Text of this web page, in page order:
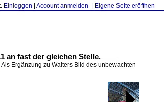
Einloggen Account anmelden Eigene Seite eröffnen
an fast der gleichen Stelle.
Als Ergänzung zu Walters Bild des unbewachten